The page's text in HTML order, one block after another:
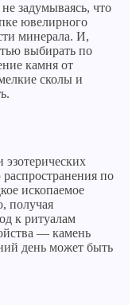
задумываясь, что
ювелирного
минерала. И,
выбирать по
камня от
сколы и
эзотерических
распространения по
ископаемое
получая
к ритуалам
— камень
день может быть